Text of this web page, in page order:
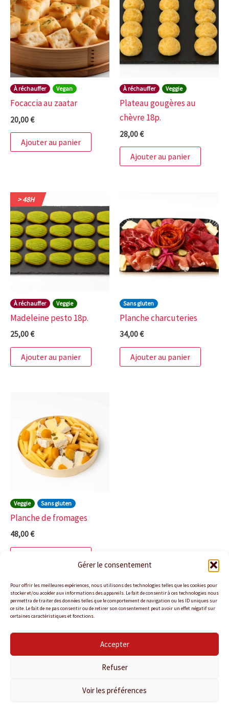
Gérer le consentement
Pour offrir les meilleures expériences, nous utilisons des technologies telles que les cookies pour
stocker et/ou accéder aux informations des appareils. Le fait de consentir à ces technologies nous
permettra de traiter des données telles que le comportement de navigation ou les ID uniques sur
ce site. Le fait de ne pas consentir ou de retirer son consentement peut avoir un effet négatif sur
certaines caractéristiques et fonctions.
Accepter
Refuser
Voir les préférences
À réchauffer Vegan
Focaccia au zaatar
20,00€
Ajouter au panier
À réchauffer Veggie
Plateau gougères au
chèvre 18p.
28,00€
Ajouter au panier
> 48H
À réchauffer Veggie
Madeleine pesto 18p.
25,00€
Ajouter au panier
Sans gluten
Planche charcuteries
34,00€
Ajouter au panier
Veggie Sans gluten
Planche de fromages
48,00€
Politique de confidentialité
Politique de cookies
Conditions Générales de Vente
Nous contacter